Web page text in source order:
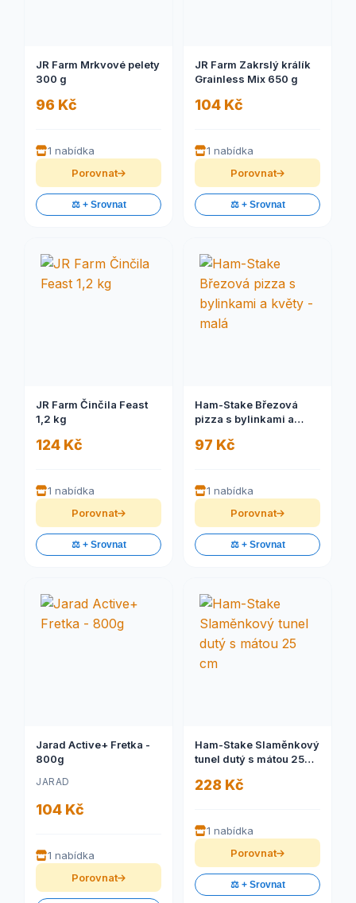
JR Farm Mrkvové pelety
300 g
96 Kč
1 nabídka
Porovnat
⚖️ + Srovnat
JR Farm Zakrslý králík
Grainless Mix 650 g
104 Kč
1 nabídka
Porovnat
⚖️ + Srovnat
JR Farm Činčila Feast
1,2 kg
124 Kč
1 nabídka
Porovnat
⚖️ + Srovnat
Ham-Stake Březová
pizza s bylinkami a
97 Kč
1 nabídka
Porovnat
⚖️ + Srovnat
Jarad Active+ Fretka -
800g
JARAD
104 Kč
1 nabídka
Porovnat
Ham-Stake Slaměnkový
tunel dutý s mátou 25
228 Kč
1 nabídka
Porovnat
⚖️ + Srovnat